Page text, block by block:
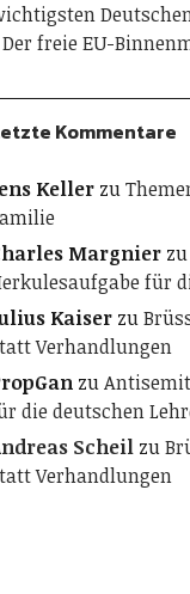
Der freie EU-
Kommentare
Kellerzu
Margnierzu
für
Kaiserzu
Verhandlungen
zu
die deutschen
Scheilzu
Verhandlungen